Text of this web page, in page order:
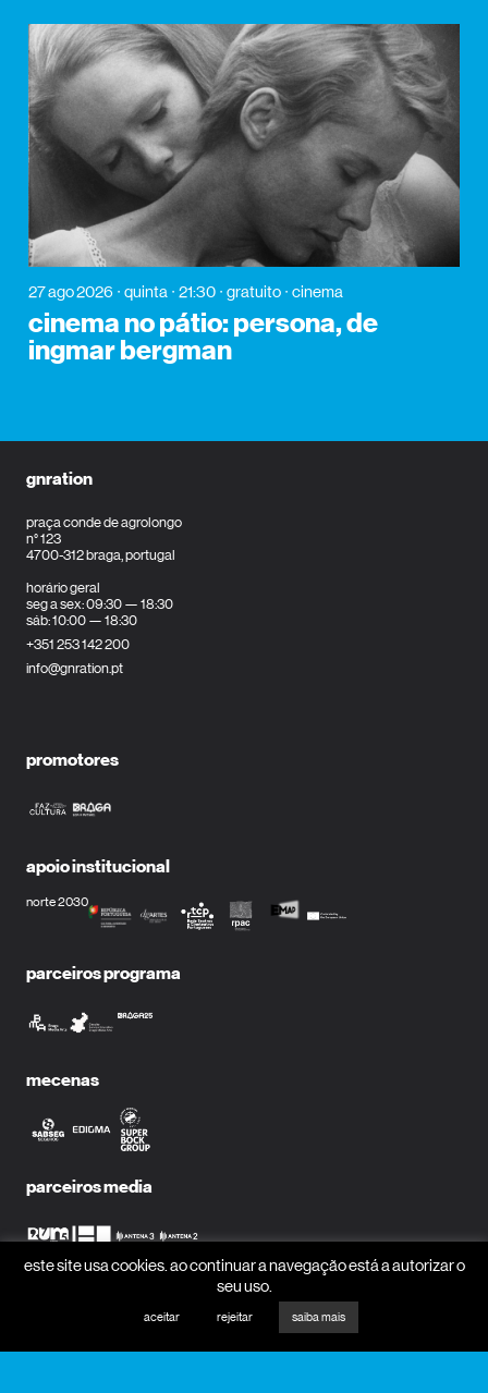
27 ago 2026 quinta 21:30 gratuito cinema
cinema no pátio: persona, de
ingmar bergman
gnration
praça conde de agrolongo
n° 123
4700-312 braga, portugal
horário geral
seg a sex: 09:30 — 18:30
sáb: 10:00 — 18:30
+351 253 142 200
info@gnration.pt
promotores
apoio institucional
norte 2030
parceiros programa
mecenas
parceiros media
este site usa cookies. ao continuar a navegação está a autorizar o
seu uso.
aceitar rejeitar saiba mais